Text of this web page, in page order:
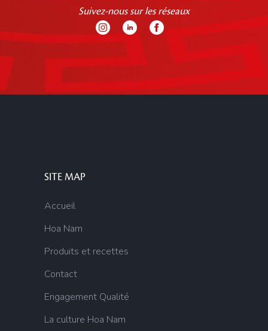
Suivez-nous sur les réseaux
SITE MAP
Accueil
Hoa Nam
Produits et recettes
Contact
Engagement Qualité
La culture Hoa Nam